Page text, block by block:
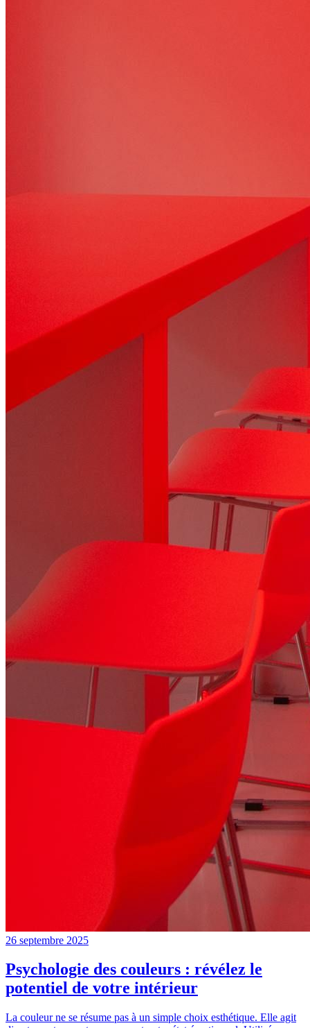
26 septembre 2025
Psychologie des couleurs : révélez le
potentiel de votre intérieur
La couleur ne se résume pas à un simple choix esthétique. Elle agit